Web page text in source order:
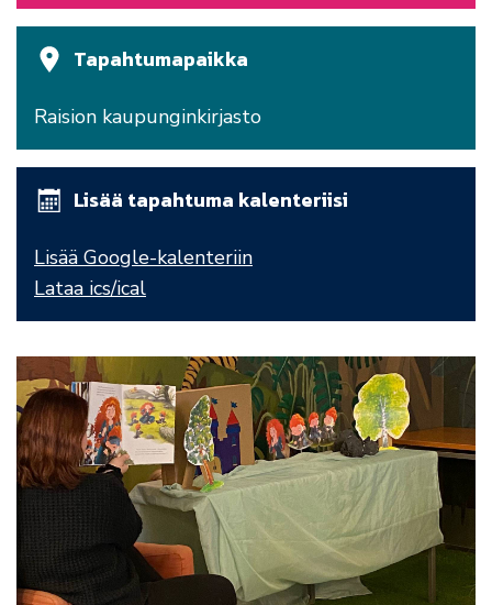
Tapahtumapaikka
Raision kaupunginkirjasto
Lisää tapahtuma kalenteriisi
Lisää Google-kalenteriin
Lataa ics/ical